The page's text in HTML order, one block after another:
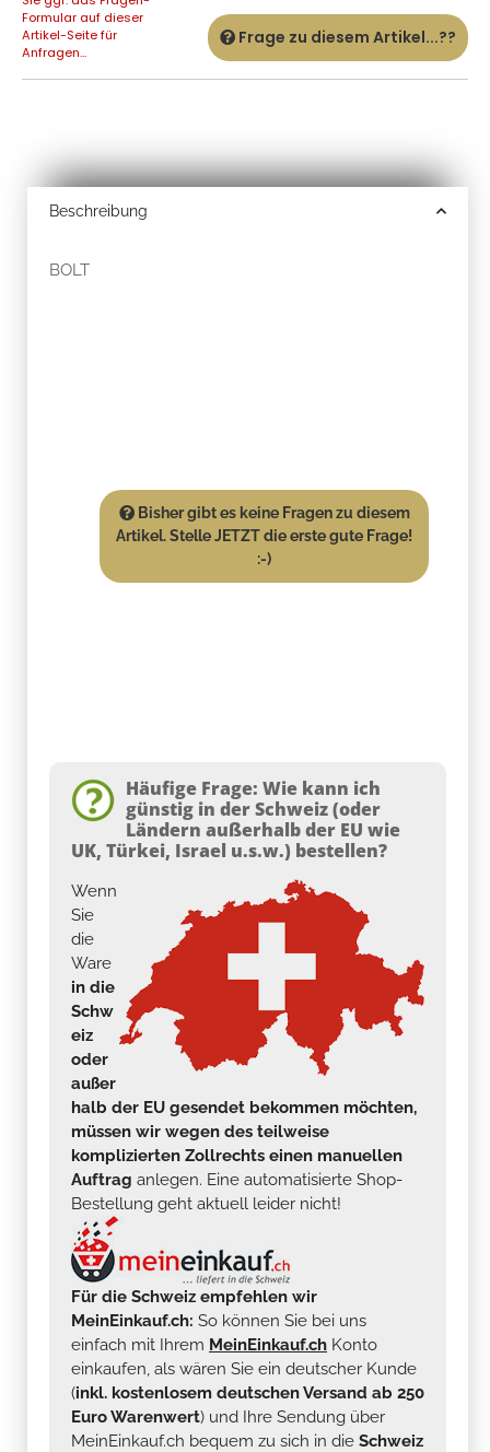
Formular auf dieser
Artikel-Seite für
Anfragen...
Frage zu diesem Artikel...??
Beschreibung
BOLT
Bisher gibt es keine Fragen zu diesem
Artikel. Stelle JETZT die erste gute Frage!
:-)
Häufige Frage: Wie kann ich
günstig in der Schweiz (oder
Ländern außerhalb der EU wie
UK, Türkei, Israel u.s.w.) bestellen?
Wenn
Sie
die
Ware
in die
Schw
eiz
oder
außer
halb der EU gesendet bekommen möchten,
müssen wir wegen des teilweise
komplizierten Zollrechts einen manuellen
Auftrag anlegen. Eine automatisierte Shop-
Bestellung geht aktuell leider nicht!
Für die Schweiz empfehlen wir
MeinEinkauf.ch: So können Sie bei uns
einfach mit Ihrem MeinEinkauf.ch Konto
einkaufen, als wären Sie ein deutscher Kunde
(inkl. kostenlosem deutschen Versand ab 250
Euro Warenwert) und Ihre Sendung über
MeinEinkauf.ch bequem zu sich in die Schweiz